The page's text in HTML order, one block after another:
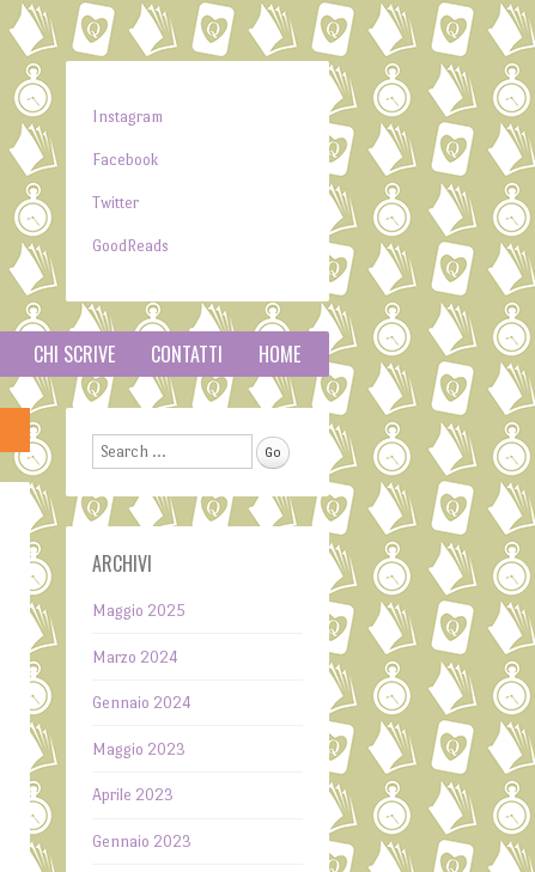
Instagram
Facebook
Twitter
GoodReads
HOME
CONTATTI
CHI SCRIVE
Search
ARCHIVI
Maggio 2025
Marzo 2024
Gennaio 2024
Maggio 2023
Aprile 2023
Gennaio 2023